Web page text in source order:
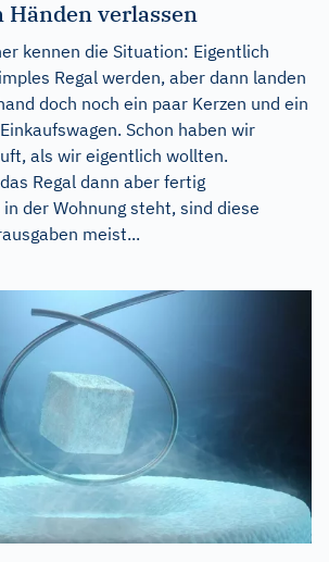
verlassen
kennen die Situation: Eigentlich
Regal werden, aber dann landen
doch noch ein paar Kerzen und ein
Schon haben wir
als wir eigentlich wollten.
Regal dann aber fertig
der Wohnung steht, sind diese
meist...